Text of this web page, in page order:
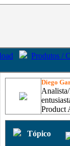
Produtos /
Diego
Product
Tópico